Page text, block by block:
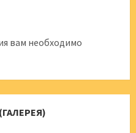
вам необходимо